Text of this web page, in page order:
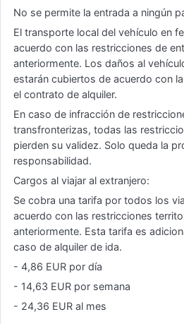
No se permite la entrada a ningún
El transporte local del vehículo en
acuerdo con las restricciones de
anteriormente. Los daños al
estarán cubiertos de acuerdo con
el contrato de alquiler.
En caso de infracción de
transfronterizas, todas las
pierden su validez. Solo queda la
responsabilidad.
Cargos al viajar al extranjero:
Se cobra una tarifa por todos los
acuerdo con las restricciones
anteriormente. Esta tarifa es
caso de alquiler de ida.
- 4,86 EUR por día
- 14,63 EUR por semana
- 24,36 EUR al mes